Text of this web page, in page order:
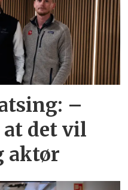
–
det vil
aktør